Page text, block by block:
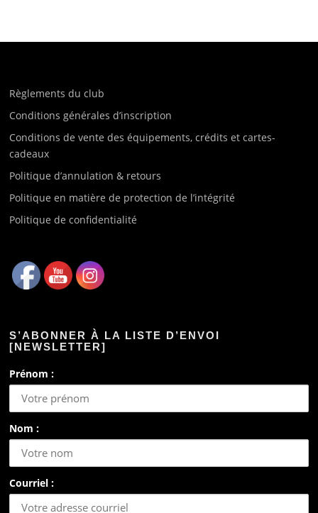
Règlements du club
Conditions générales d’inscription
Conditions de vente des équipements, crédits et cartes-
cadeaux
Politique d’annulation & retours
Politique en matière de protection de l’intégrité
Politique de confidentialité
S’ABONNER À LA LISTE D’ENVOI
[NEWSLETTER]
Prénom :
Nom :
Courriel :